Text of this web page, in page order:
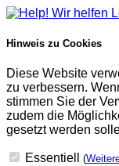
Hinweis zu Cookies
Diese Website
zu verbessern.
stimmen Sie der
zudem die
gesetzt werden
Essentiell (